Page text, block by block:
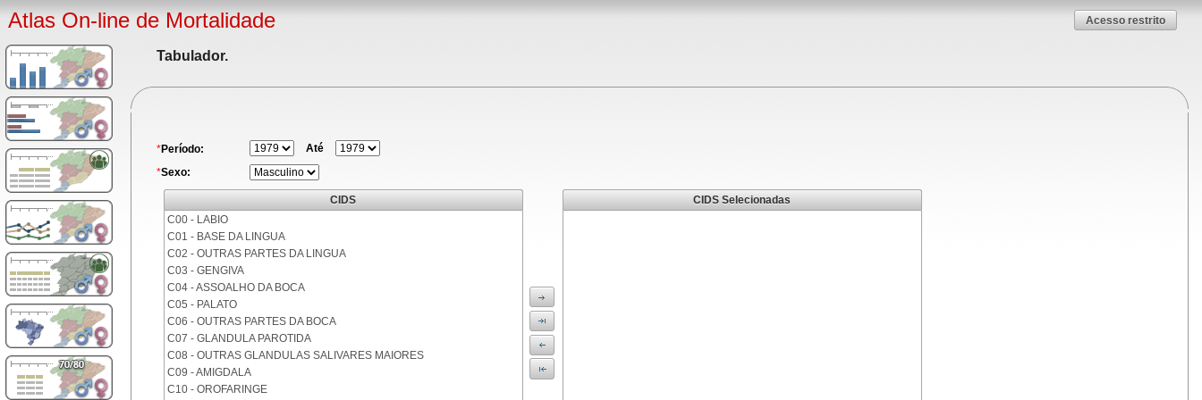
Atlas On-line de Mortalidade Acesso restrito
Tabulador.
*Período:
Até
*Sexo:
CIDS
C00 - LABIO
C01 - BASE DA LINGUA
C02 - OUTRAS PARTES DA LINGUA
C03 - GENGIVA
C04 - ASSOALHO DA BOCA
C05 - PALATO
C06 - OUTRAS PARTES DA BOCA
C07 - GLANDULA PAROTIDA
C08 - OUTRAS GLANDULAS SALIVARES MAIORES
C09 - AMIGDALA
C10 - OROFARINGE
CIDS Selecionadas